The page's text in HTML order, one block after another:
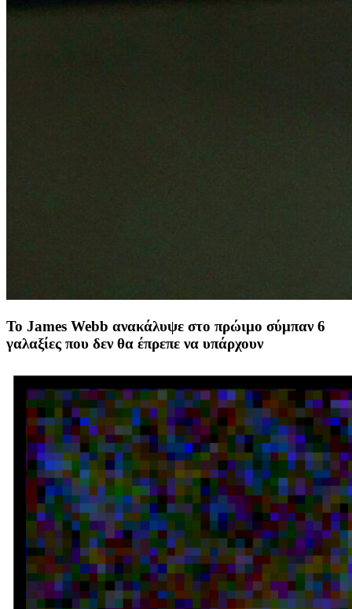
Το James Webb ανακάλυψε στο πρώιμο σύμπαν 6
γαλαξίες που δεν θα έπρεπε να υπάρχουν